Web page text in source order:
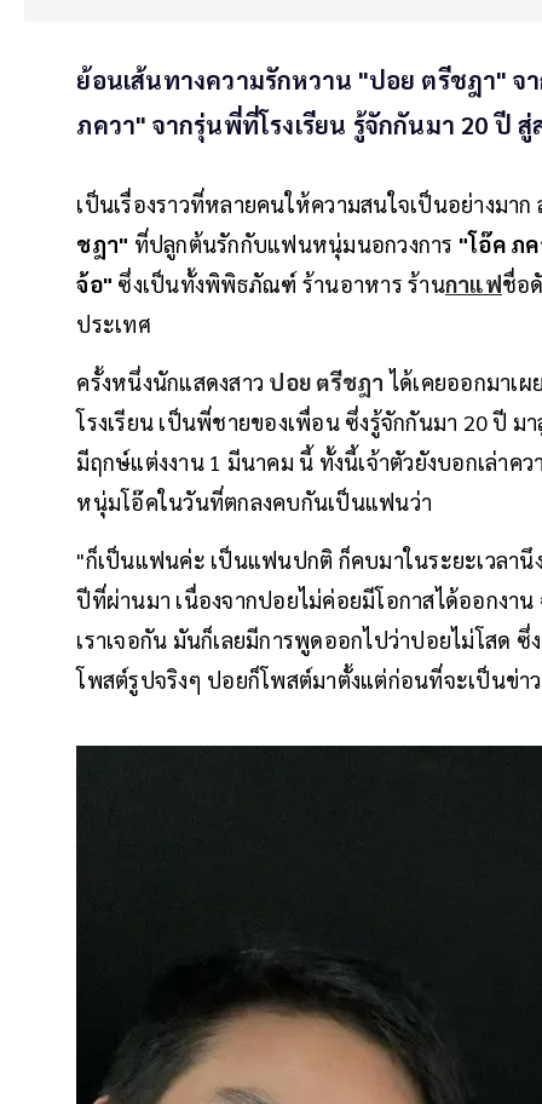
ย้อนเส้นทางความรักหวาน "ปอย ตรีชฎา"
ภควา" จากรุ่นพี่ที่โรงเรียน รู้จักกันมา 20 ปี
เป็นเรื่องราวที่หลายคนให้ความสนใจเป็นอย่างมา
ชฎา" ที่ปลูกต้นรักกับแฟนหนุ่มนอกวงการ "โอ๊ค ภ
จ้อ" ซึ่งเป็นทั้งพิพิธภัณฑ์ ร้านอาหาร ร้านกาแฟชื่อ
ประเทศ
ครั้งหนึ่งนักแสดงสาว ปอย ตรีชฎา ได้เคยออกมาเผ
โรงเรียน เป็นพี่ชายของเพื่อน ซึ่งรู้จักกันมา 20 ปี
มีฤกษ์แต่งงาน 1 มีนาคม นี้ ทั้งนี้เจ้าตัวยังบอกเล่าค
หนุ่มโอ๊คในวันที่ตกลงคบกันเป็นแฟนว่า
"ก็เป็นแฟนค่ะ เป็นแฟนปกติ ก็คบมาในระยะเวลานึ
ปีที่ผ่านมา เนื่องจากปอยไม่ค่อยมีโอกาสได้ออกงา
เราเจอกัน มันก็เลยมีการพูดออกไปว่าปอยไม่โสด
โพสต์รูปจริงๆ ปอยก็โพสต์มาตั้งแต่ก่อนที่จะเป็นข่า